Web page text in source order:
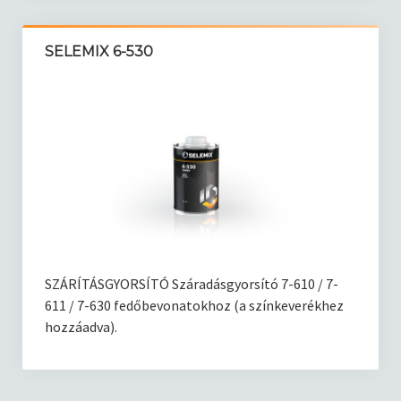
SELEMIX 6-530
SZÁRÍTÁSGYORSÍTÓ Száradásgyorsító 7-610 / 7-
611 / 7-630 fedőbevonatokhoz (a színkeverékhez
hozzáadva).